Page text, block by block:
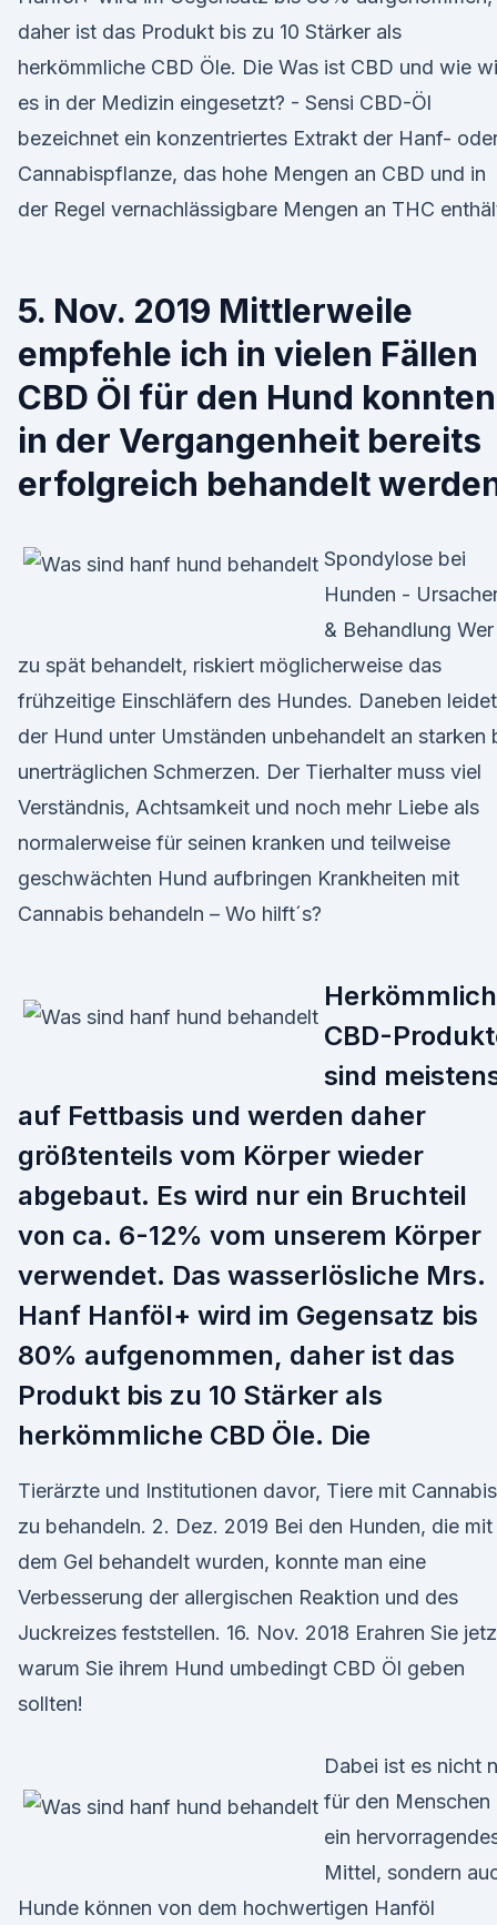
daher ist das Produkt bis zu 10 Stärker als
herkömmliche CBD Öle. Die Was ist CBD und wie
es in der Medizin eingesetzt? - Sensi CBD-Öl
bezeichnet ein konzentriertes Extrakt der Hanf-
Cannabispflanze, das hohe Mengen an CBD und in
der Regel vernachlässigbare Mengen an THC
5. Nov. 2019 Mittlerweile
empfehle ich in vielen Fällen
CBD Öl für den Hund konnten
in der Vergangenheit bereits
erfolgreich behandelt
Spondylose bei
Hunden -
& Behandlung Wer
zu spät behandelt, riskiert möglicherweise das
frühzeitige Einschläfern des Hundes. Daneben leidet
der Hund unter Umständen unbehandelt an starken
unerträglichen Schmerzen. Der Tierhalter muss viel
Verständnis, Achtsamkeit und noch mehr Liebe als
normalerweise für seinen kranken und teilweise
geschwächten Hund aufbringen Krankheiten mit
Cannabis behandeln – Wo hilft´s?
CBD-
sind
auf Fettbasis und werden daher
größtenteils vom Körper wieder
abgebaut. Es wird nur ein Bruchteil
von ca. 6-12% vom unserem Körper
verwendet. Das wasserlösliche Mrs.
Hanf Hanföl+ wird im Gegensatz bis
80% aufgenommen, daher ist das
Produkt bis zu 10 Stärker als
herkömmliche CBD Öle. Die
Tierärzte und Institutionen davor, Tiere mit Cannabis
zu behandeln. 2. Dez. 2019 Bei den Hunden, die mit
dem Gel behandelt wurden, konnte man eine
Verbesserung der allergischen Reaktion und des
Juckreizes feststellen. 16. Nov. 2018 Erahren Sie
warum Sie ihrem Hund umbedingt CBD Öl geben
sollten!
Dabei ist es nicht
für den Menschen
ein
Mittel, sondern
Hunde können von dem hochwertigen Hanföl